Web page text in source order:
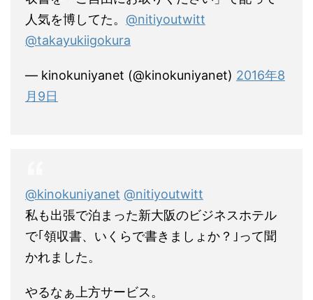
人気を博してた。 @nitiyoutwitt
@takayukiigokura
— kinokuniyanet (@kinokuniyanet) 2016年8
月9日
@kinokuniyanet @nitiyoutwitt
私も出張で泊まった新大阪のビジネスホテル
で｢領収書、いくらで書きましょか？｣って聞
かれました。
やるなぁ上方サービス。